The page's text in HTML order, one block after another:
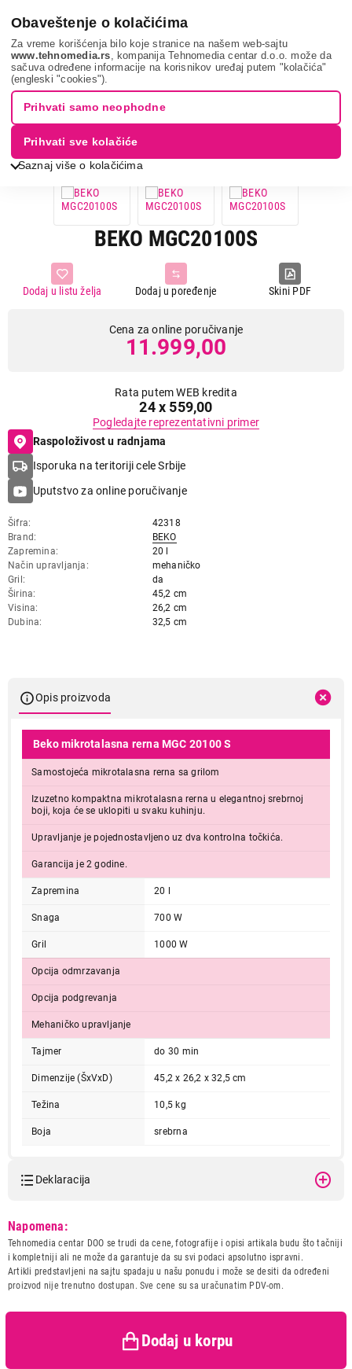
Obaveštenje o kolačićima
Za vreme korišćenja bilo koje stranice na našem web-sajtu
www.tehnomedia.rs , kompanija Tehnomedia centar d.o.o. može da
sačuva određene informacije na korisnikov uređaj putem "kolačića"
(engleski "cookies").
Saznaj više o kolačićima
Prihvati samo neophodne
Prihvati sve kolačiće
Bela tehnika Mikrotalasne rerne
Samostojeće mikrotalasne
rerne
Beko mgc20100s...
BEKO MGC20100S
Skini PDF
Dodaj u poređenje
Dodaj u listu želja
Cena za online poručivanje
11.999,00
Rata putem WEB kredita
24 x 559,00
Pogledajte reprezentativni primer
Raspoloživost u radnjama
Isporuka na teritoriji cele Srbije
Uputstvo za online poručivanje
Šifra
42318
Brand
BEKO
Zapremina
20 l
Način upravljanja
mehaničko
Gril
da
Širina
45,2 cm
Visina
26,2 cm
Dubina
32,5 cm
Opis proizvoda
Beko mikrotalasna rerna MGC 20100 S
Samostojeća mikrotalasna rerna sa grilom
Izuzetno kompaktna mikrotalasna rerna u elegantnoj srebrnoj
boji, koja će se uklopiti u svaku kuhinju.
Upravljanje je pojednostavljeno uz dva kontrolna točkića.
Garancija je 2 godine.
Zapremina 20 l
Snaga 700 W
Gril 1000 W
Opcija odmrzavanja
Opcija podgrevanja
Mehaničko upravljanje
Tajmer do 30 min
Dimenzije (ŠxVxD) 45,2 x 26,2 x 32,5 cm
Težina 10,5 kg
Boja srebrna
Deklaracija
Naziv i vrsta robe:
MIKROTALASNA PECNICA
Uvoznik:
BEKO BALKANS d.o.o.
Zemlja porekla:
Kina
kupaca po osnovu zakona o
Napomena:
Tehnomedia centar DOO se trudi da cene, fotografije i opisi artikala budu što tačniji
i kompletniji ali ne može da garantuje da su svi podaci apsolutno ispravni.
Artikli predstavljeni na sajtu spadaju u našu ponudu i može se desiti da određeni
proizvod nije trenutno dostupan. Sve cene su sa uračunatim PDV-om.
Dodaj u korpu
MIKROTALASNE PEĆNICE
BEKO MGC20100S
Proizvod je dodat u korpu.
Nastavi kupovinu